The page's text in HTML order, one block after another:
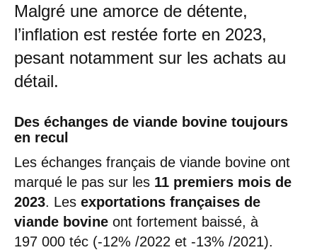
Malgré une amorce de détente,
l’inflation est restée forte en 2023,
pesant notamment sur les achats au
détail.
Des échanges de viande bovine toujours
en recul
Les échanges français de viande bovine ont
marqué le pas sur les 11 premiers mois de
2023. Les exportations françaises de
viande bovine ont fortement baissé, à
197 000 téc (-12% /2022 et -13% /2021).